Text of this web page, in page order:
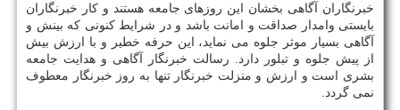
خبرنگاران آگاهی بخشان این روزهای جامعه هستند و کار خبرنگاران
بایستی وامدار صداقت و امانت باشد و در شرایط کنونی که بینش و
آگاهی بسیار موثر جلوه می نماید، این حرفه خطیر و با ارزش بیش
از پیش جلوه و تبلور دارد. رسالت خبرنگار آگاهی و هدایت جامعه
بشری است و ارزش و منزلت خبرنگار تنها به روز خبرنگار معطوف
نمی گردد.